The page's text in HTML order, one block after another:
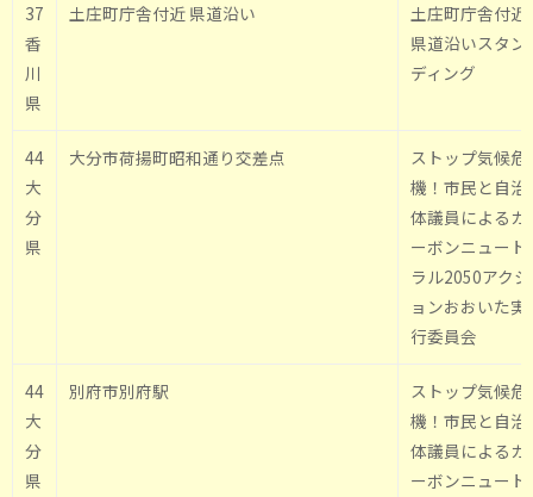
37
香
川
県
土庄町庁舎付近 県道沿い
土庄町庁舎付近
県道沿いスタン
ディング
44
大
分
県
大分市荷揚町昭和通り交差点
ストップ気候危
機！市民と自治
体議員によるカ
ーボンニュート
ラル2050アクシ
ョンおおいた実
行委員会
44
大
分
県
別府市別府駅
ストップ気候危
機！市民と自治
体議員によるカ
ーボンニュート